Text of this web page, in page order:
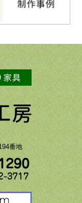
番地